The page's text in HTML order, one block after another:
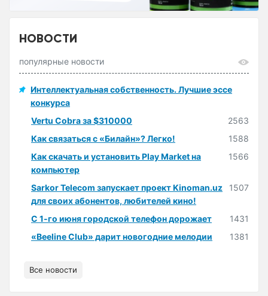
НОВОСТИ
популярные новости
Интеллектуальная собственность. Лучшие эссе
конкурса
Vertu Cobra за $310000
2563
Как связаться с «Билайн»? Легко!
1588
Как скачать и установить Play Market на
компьютер
1566
Sarkor Telecom запускает проект Kinoman.uz
для своих абонентов, любителей кино!
1507
С 1-го июня городской телефон дорожает
1431
«Beeline Club» дарит новогодние мелодии
1381
Все новости